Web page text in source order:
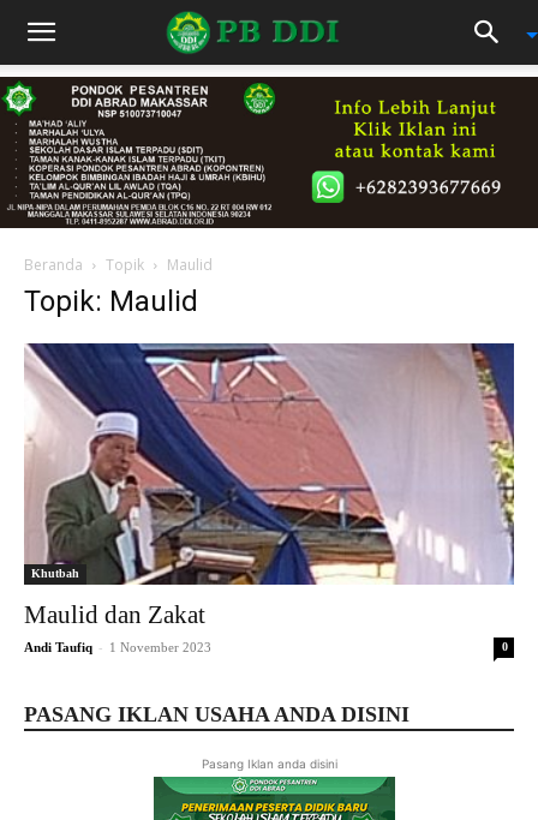
Beranda Topik Maulid
Topik: Maulid
Khutbah
Maulid dan Zakat
Andi Taufiq - 1 November 2023 0
PASANG IKLAN USAHA ANDA DISINI
Pasang Iklan anda disini